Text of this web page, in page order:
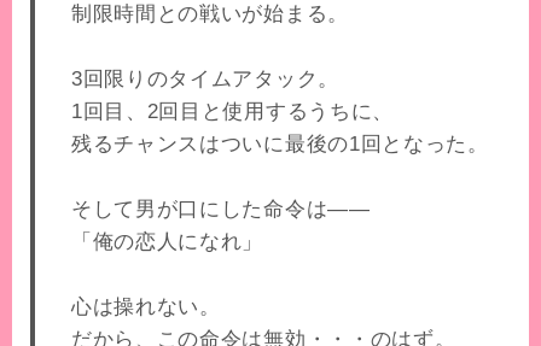
制限時間との戦いが始まる。
3回限りのタイムアタック。
1回目、2回目と使用するうちに、
残るチャンスはついに最後の1回となった。
そして男が口にした命令は――
「俺の恋人になれ」
心は操れない。
だから、この命令は無効・・・のはず。